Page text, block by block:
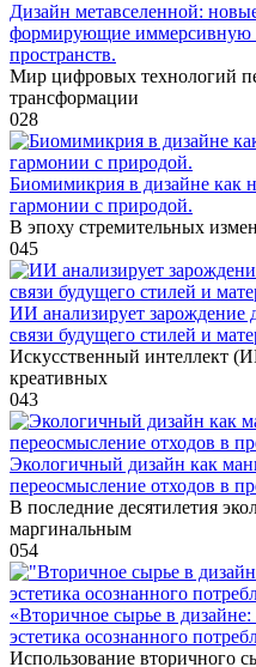
Дизайн метавселенной:
формирующие иммерсивную
пространств.
Мир цифровых технологий
трансформации
028
Биомимикрия в дизайне как
гармонии с природой.
В эпоху стремительных
045
ИИ анализирует зарождение
связи будущего стилей и
Искусственный интеллект
креативных
043
Экологичный дизайн как
переосмысление отходов в
В последние десятилетия
маргинальным
054
«Вторичное сырье в
эстетика осознанного
Использование вторичного